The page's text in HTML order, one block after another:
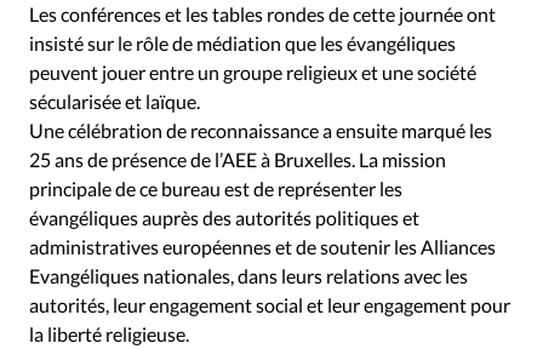
Les conférences et les tables rondes de cette journée ont
insisté sur le rôle de médiation que les évangéliques
peuvent jouer entre un groupe religieux et une société
sécularisée et laïque.
Une célébration de reconnaissance a ensuite marqué les
25 ans de présence de l’AEE à Bruxelles. La mission
principale de ce bureau est de représenter les
évangéliques auprès des autorités politiques et
administratives européennes et de soutenir les Alliances
Evangéliques nationales, dans leurs relations avec les
autorités, leur engagement social et leur engagement pour
la liberté religieuse.